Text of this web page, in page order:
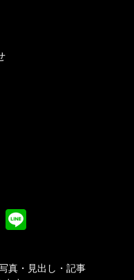
真・見出し・記事